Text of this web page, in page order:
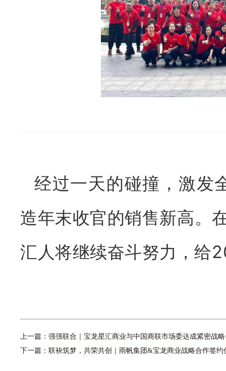
经过一天的碰撞，激发
造年末收官的销售新高。
汇人将继续奋斗努力，给
上一篇： 强强联合｜宝龙星汇商业与中国商联市场委达成紧密战
下一篇： 联袂筑梦，共荣共创｜雨帆集团&宝龙商业战略合作签约